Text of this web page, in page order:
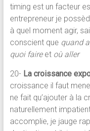
timing est un facteur
entrepreneur je
à quel moment agir,
conscient que quand
quoi faireet où aller
20- La croissance
croissance il faut
ne fait qu’ajouter à la
naturellement
accomplie, je jauge